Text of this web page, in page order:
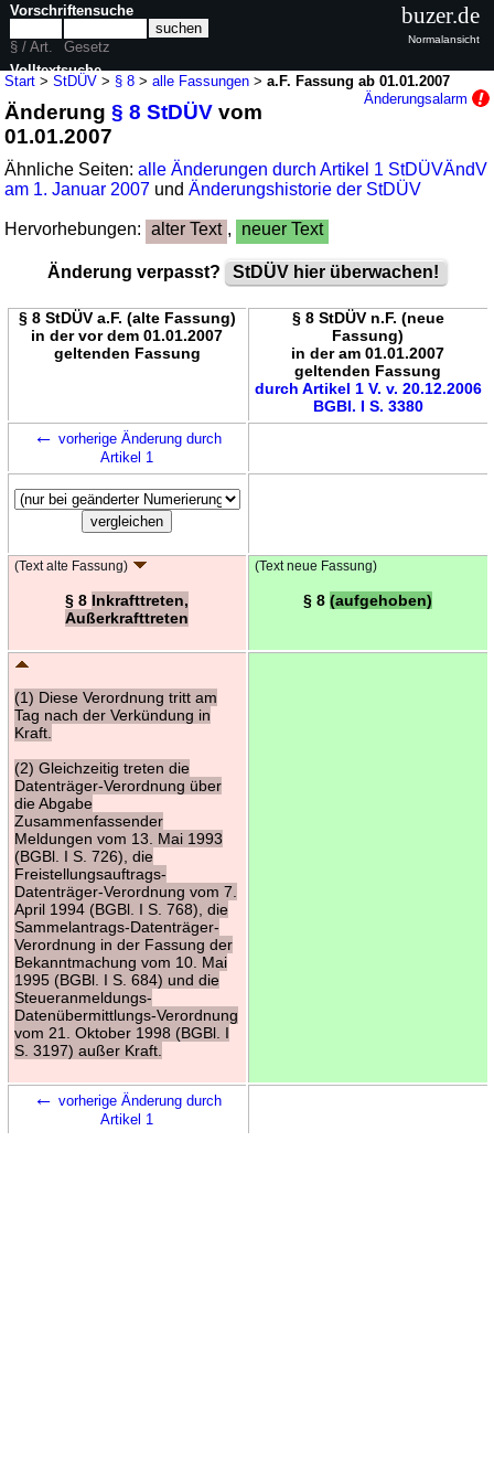
Start >StDÜV > § 8 >alle Fassungen >a.F. Fassung ab 01.01.2007
Änderungsalarm
Änderung§ 8 StDÜV vom
01.01.2007
Ähnliche Seiten:alle Änderungen durch Artikel 1 StDÜVÄndV
am 1. Januar 2007 undÄnderungshistorie der StDÜV
Hervorhebungen: alter Text , neuer Text
Änderung verpasst? StDÜV hier überwachen!
§ 8 StDÜV a.F. (alte Fassung)
in der vor dem 01.01.2007
geltenden Fassung
§ 8 StDÜV n.F. (neue
Fassung)
in der am 01.01.2007
geltenden Fassung
durch Artikel 1 V. v. 20.12.2006
BGBl. I S. 3380
← vorherige Änderung durch
Artikel 1
(Text alte Fassung)
§ 8 Inkrafttreten,
Außerkrafttreten
(Text neue Fassung)
§ 8 (aufgehoben)
(1) Diese Verordnung tritt am
Tag nach der Verkündung in
Kraft.
(2) Gleichzeitig treten die
Datenträger-Verordnung über
die Abgabe
Zusammenfassender
Meldungen vom 13. Mai 1993
(BGBl. I S. 726), die
Freistellungsauftrags-
Datenträger-Verordnung vom 7.
April 1994 (BGBl. I S. 768), die
Sammelantrags-Datenträger-
Verordnung in der Fassung der
Bekanntmachung vom 10. Mai
1995 (BGBl. I S. 684) und die
Steueranmeldungs-
Datenübermittlungs-Verordnung
vom 21. Oktober 1998 (BGBl. I
S. 3197) außer Kraft.
← vorherige Änderung durch
Artikel 1
Vorschriftensuche
§ / Art.
Gesetz
Volltextsuche
nur in StDÜV
buzer.de
Normalansicht